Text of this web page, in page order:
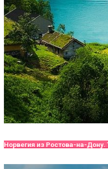
Норвегия из Ростова-на-Дону.